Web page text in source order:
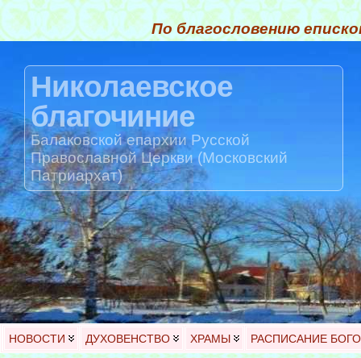
По благословению
Николаевское
благочиние
Балаковской епархии Русской
Православной Церкви (Московский
Патриархат)
НОВОСТИ ДУХОВЕНСТВО ХРАМЫ РАСПИСАНИЕ